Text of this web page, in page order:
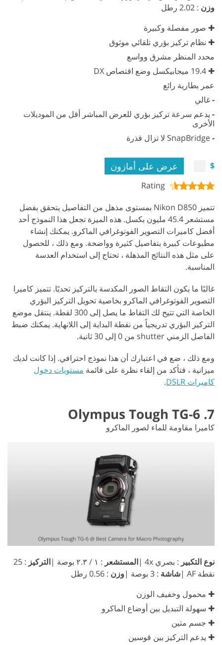
وزن : 2.02 رطل
✚ صور مفصلة وكبيرة
✚ نظام تركيز بؤري تلقائي موثوق
محدد المنظر مشرق وواسع
✚ 19.4 ميجابيكسل وضع اقتصاص DX
عمر بطارية رائع
-غالي
- يدعم سرعة تركيز بؤري للعرض المباشر أقل من الموديلات
الأخرى
-
$ عرض على أمازون
Rating
تتميز Nikon D850 بمستوى مذهل من التفاصيل يتحقق بفضل
مستشعر 45.4 مليون بكسل. هذه الميزة تجعل هذا النموذج أحد
أفضل كاميرات التصوير الفوتوغرافي الماكرو. يمكنك إنشاء
مطبوعات كبيرة بتفاصيل كثيرة وواضحة. ومع ذلك ، للحصول
على مثل هذه النتائج المذهلة ، تحتاج إلى استخدام العدسة
المناسبة.
غالبًا ما يكون التقاط الصور المكدسة بالتركيز تحديًا. تتميز كاميرا
التصوير الفوتوغرافي الماكرو بخاصية تحويل التركيز البؤري
الخاصة التي تتيح لك التقاط ما يصل إلى 300 لقطة. ينتقل موضع
التركيز البؤري تدريجياً من نقطة البداية إلى اللانهاية. يمكنك ضبط
الفاصل الزمني shutter من 0 إلى 30 ثانية.
ومع ذلك ، ضع في اعتبارك أن هذا نموذج احترافي. إذا كانت لديك
ميزانية ، فتأكد من إلقاء نظرة على قائمة مستويات دخول
كاميرات DSLR
.
7. Olympus Tough TG-6
كاميرا مقاومة للماء لصور الماكرو
نوع التكبير : بصري 4x | المستشعر : ١ / ٢.٣ بوصة | التركيز
: 25
نقطة AF |
شاشة : 3 بوصة | وزن : 0.56 رطل
✚ محمول وخفيف الوزن
✚ سهولة التبديل بين أوضاع الماكرو
✚ جسم متين
✚ يدعم التركيز بين قوسين